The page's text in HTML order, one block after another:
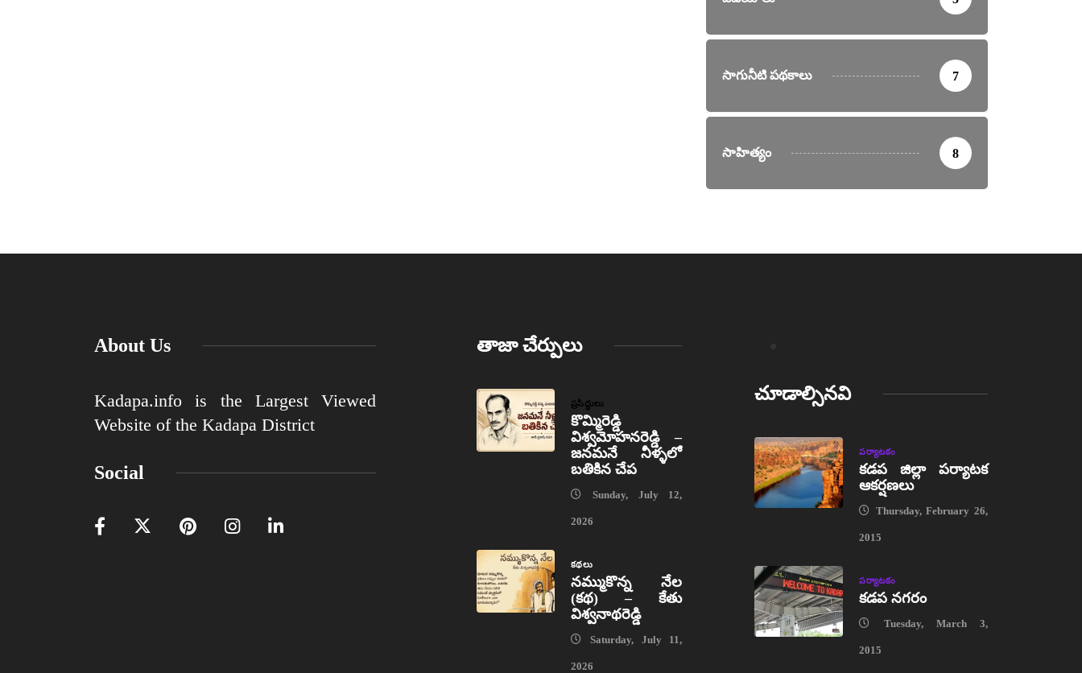
సాగునీటి పథకాలు 7
సాహిత్యం 8
About Us
Kadapa.info is the Largest Viewed
Website of the Kadapa District
Social
తాజా చేర్పులు
ప్రసిద్ధులు
కొమ్మిరెడ్డి
విశ్వమోహనరెడ్డి –
జనమనే నీళ్ళలో
బతికిన చేప
Sunday, July 12,
2026
కథలు
నమ్ముకొన్న నేల
(కథ) – కేతు
విశ్వనాథరెడ్డి
Saturday, July 11,
2026
చూడాల్సినవి
పర్యాటకం
కడప జిల్లా పర్యాటక
ఆకర్షణలు
Thursday, February 26,
2015
పర్యాటకం
కడప నగరం
Tuesday, March 3,
2015